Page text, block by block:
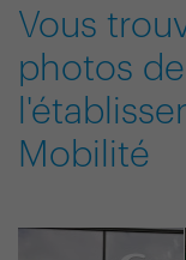
Vous
photos
Mobilité